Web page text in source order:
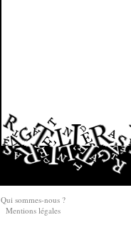
Qui sommes-nous ?
Mentions légales